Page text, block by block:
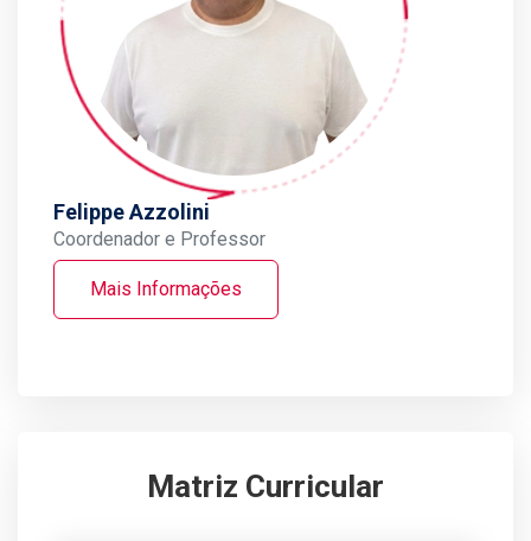
Felippe Azzolini
Coordenador e Professor
Mais Informações
Matriz Curricular